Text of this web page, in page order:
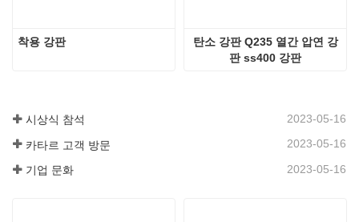
착용 강판
탄소 강판 Q235 열간 압연 강
판 ss400 강판
시상식 참석 2023-05-16
카타르 고객 방문 2023-05-16
기업 문화 2023-05-16